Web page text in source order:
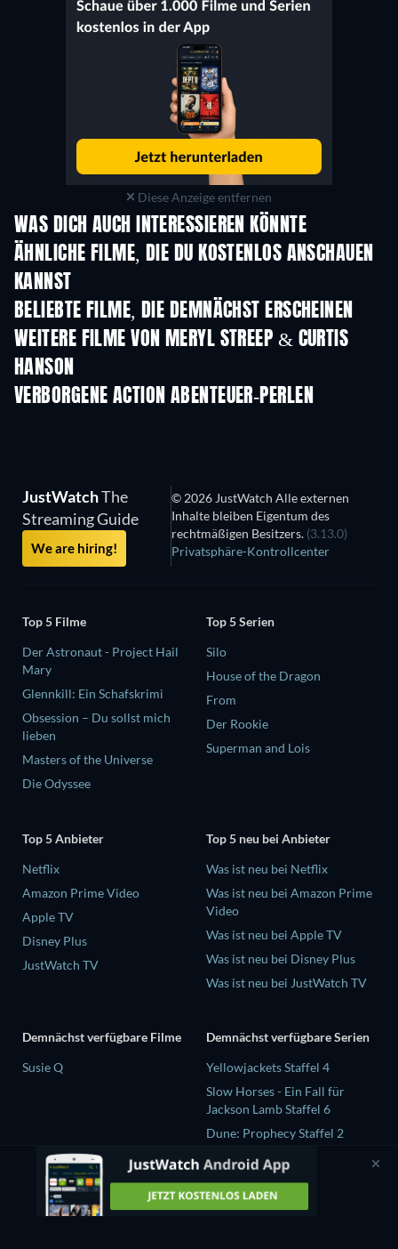
Diese Anzeige entfernen
WAS DICH AUCH INTERESSIEREN KÖNNTE
ÄHNLICHE FILME, DIE DU KOSTENLOS ANSCHAUEN
KANNST
BELIEBTE FILME, DIE DEMNÄCHST ERSCHEINEN
WEITERE FILME VON MERYL STREEP & CURTIS
HANSON
VERBORGENE ACTION ABENTEUER-PERLEN
JustWatchThe
Streaming Guide
We are hiring!
© 2026 JustWatch Alle externen
Inhalte bleiben Eigentum des
rechtmäßigen Besitzers. (3.13.0)
Privatsphäre-Kontrollcenter
Top 5 Filme
Der Astronaut - Project Hail
Mary
Glennkill: Ein Schafskrimi
Obsession – Du sollst mich
lieben
Masters of the Universe
Die Odyssee
Top 5 Serien
Silo
House of the Dragon
From
Der Rookie
Superman and Lois
Top 5 Anbieter
Netflix
Amazon Prime Video
Apple TV
Disney Plus
JustWatch TV
Top 5 neu bei Anbieter
Was ist neu bei Netflix
Was ist neu bei Amazon Prime
Video
Was ist neu bei Apple TV
Was ist neu bei Disney Plus
Was ist neu bei JustWatch TV
Demnächst verfügbare Filme
Susie Q
Demnächst verfügbare Serien
Yellowjackets Staffel 4
Slow Horses - Ein Fall für
Jackson Lamb Staffel 6
Dune: Prophecy Staffel 2
The Gentlemen Staffel 2
Love Is Blind: UK Staffel 3